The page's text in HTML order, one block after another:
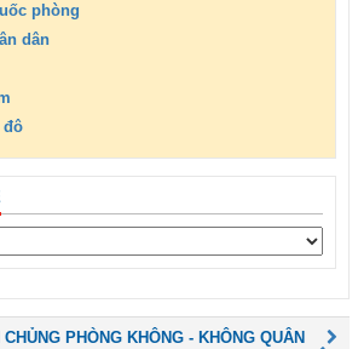
phòng
dân
đô
PHÒNG KHÔNG - KHÔNG QUÂN